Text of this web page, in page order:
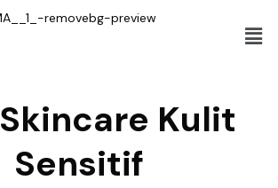
Skincare Kulit
Sensitif